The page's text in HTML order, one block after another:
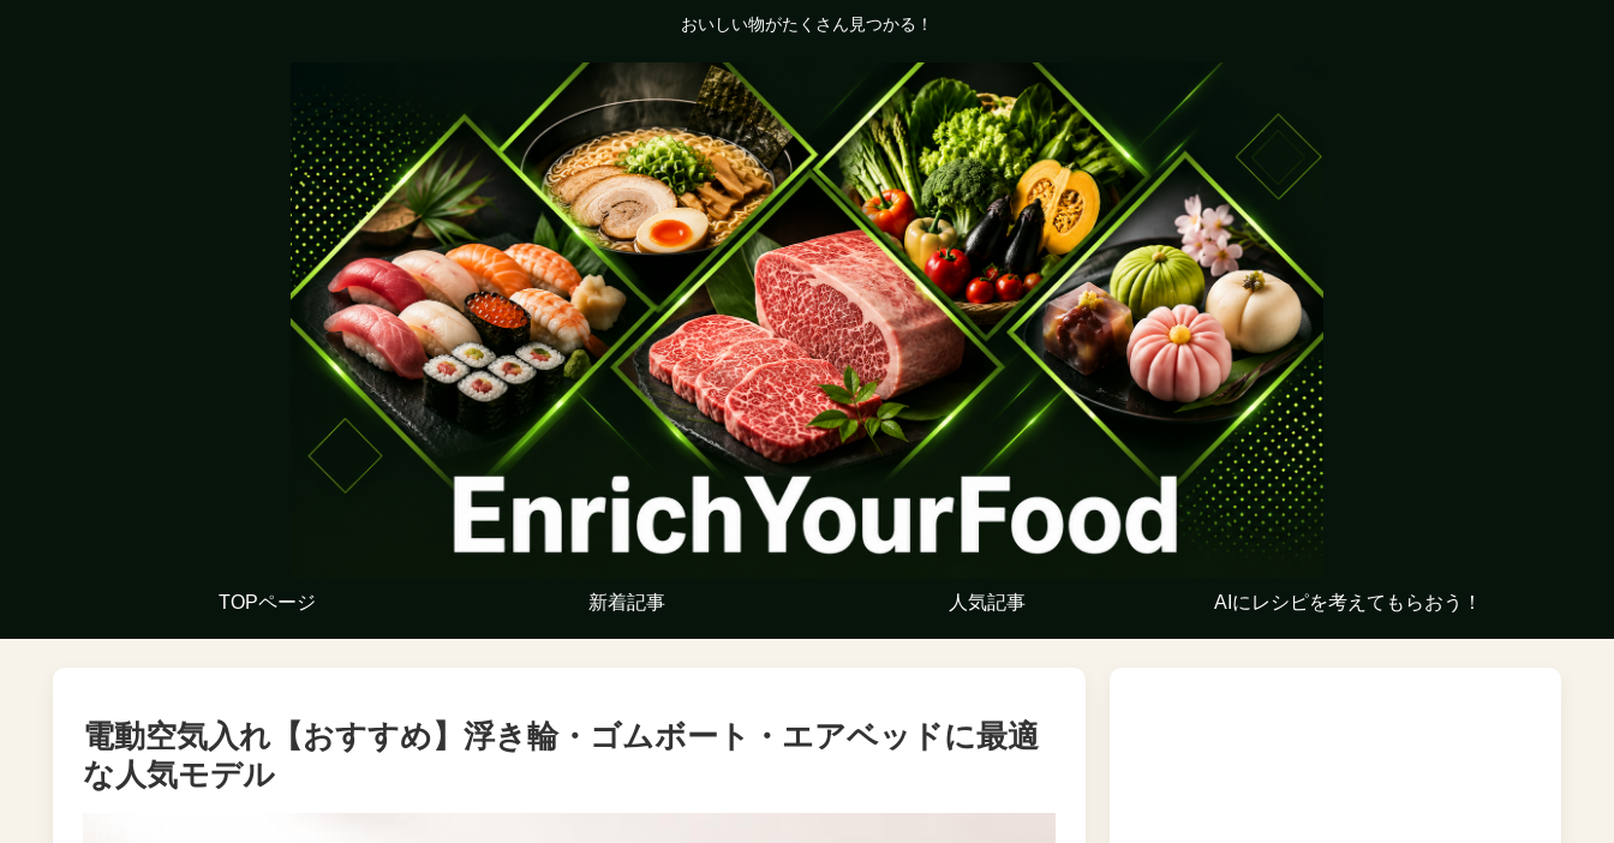
おいしい物がたくさん見つかる！
TOPページ 新着記事 人気記事 AIにレシピを考えてもらおう！
電動空気入れ【おすすめ】浮き輪・ゴムボート・エアベッドに最適
な人気モデル